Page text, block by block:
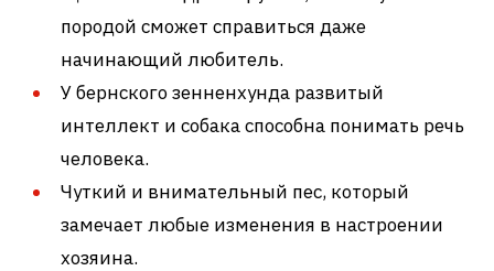
породой сможет справиться даже
начинающий любитель.
У бернского зенненхунда развитый
интеллект и собака способна понимать речь
человека.
Чуткий и внимательный пес, который
замечает любые изменения в настроении
хозяина.